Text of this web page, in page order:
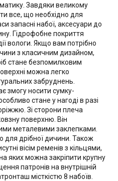
Завдяки великому
все, що необхідно для
запасні набої, аксесуари до
Гідрофобне покриття
вологи. Якщо вам потрібно
з класичним дизайном,
стане безпомилковим
можна легко
забруднень.
змогу носити сумку-
стане у нагоді в разі
Зі сторони плеча
поверхню. Він
металевими заклепками.
для дрібної дичини. Також
вісім ременів з кільцями,
яких можна закріпити крупну
патронів на внутрішній
місткістю 8 набоїв.